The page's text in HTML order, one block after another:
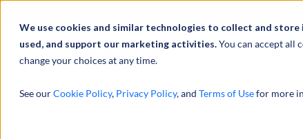
We use cookies and similar technologies to collect and
used, and support our marketing activities.You can accept all
change your choices at any time.
See ourCookie Policy, Privacy Policy, and Terms of Usefor more